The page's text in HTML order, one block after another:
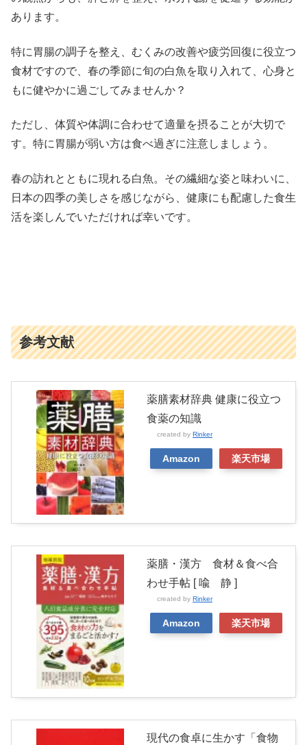
あります。
特に胃腸の調子を整え、むくみの改善や疲労回復に役立つ
食材ですので、春の季節に旬の白魚を取り入れて、心身と
もに健やかに過ごしてみませんか？
ただし、体質や体調に合わせて適量を摂ることが大切で
す。特に胃腸が弱い方は食べ過ぎに注意しましょう。
春の訪れとともに現れる白魚。その繊細な姿と味わいに、
日本の四季の美しさを感じながら、健康にも配慮した食生
活を楽しんでいただければ幸いです。
参考文献
薬膳素材辞典 健康に役立つ
食薬の知識
created by Rinker
Amazon 楽天市場
薬膳・漢方 食材＆食べ合
わせ手帖 [ 喩 静 ]
created by Rinker
Amazon 楽天市場
現代の食卓に生かす「食物